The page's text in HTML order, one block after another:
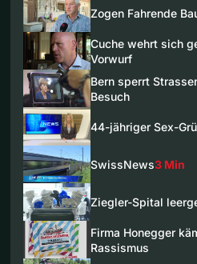
Zogen Fahrende
Cuche wehrt sich
Vorwurf
Bern sperrt
Besuch
44-jähriger Sex-
SwissNews3 Min
Ziegler-Spital
Firma Honegger
Rassismus